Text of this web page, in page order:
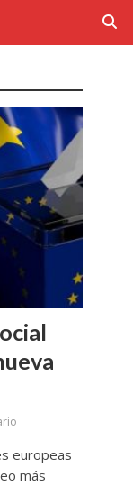
europeas
más